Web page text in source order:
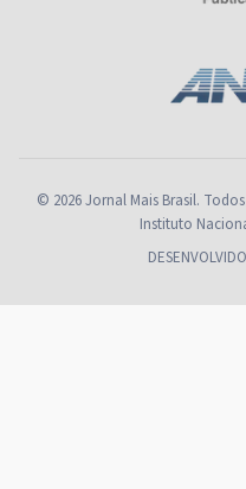
© 2026 Jornal Mais Brasil.
Instituto